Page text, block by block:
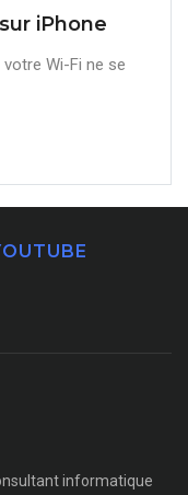
iPhone
Wi-Fi ne se
informatique